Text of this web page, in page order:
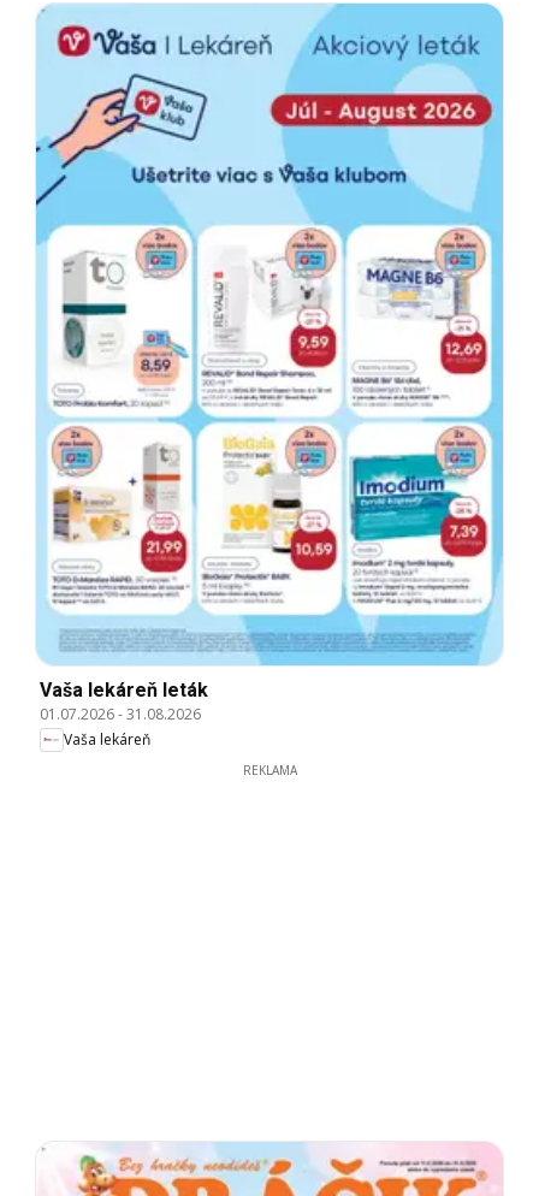
Vaša lekáreň leták
01.07.2026-31.08.2026
Vaša lekáreň
REKLAMA